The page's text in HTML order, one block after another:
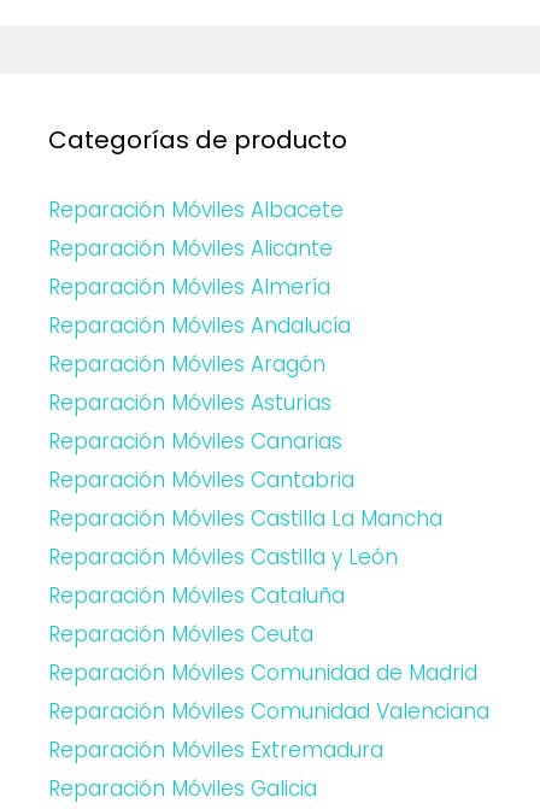
Categorías de producto
Reparación Móviles Albacete
Reparación Móviles Alicante
Reparación Móviles Almería
Reparación Móviles Andalucía
Reparación Móviles Aragón
Reparación Móviles Asturias
Reparación Móviles Canarias
Reparación Móviles Cantabria
Reparación Móviles Castilla La Mancha
Reparación Móviles Castilla y León
Reparación Móviles Cataluña
Reparación Móviles Ceuta
Reparación Móviles Comunidad de Madrid
Reparación Móviles Comunidad Valenciana
Reparación Móviles Extremadura
Reparación Móviles Galicia